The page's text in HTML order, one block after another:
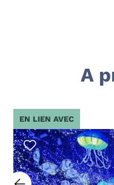
A
EN LIEN AVEC